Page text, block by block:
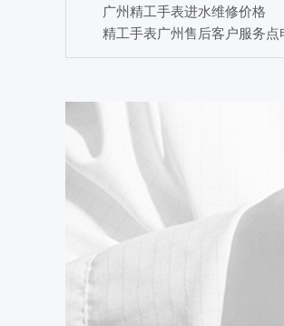
广州精工手表进水维修价格
精工手表广州售后客户服务点